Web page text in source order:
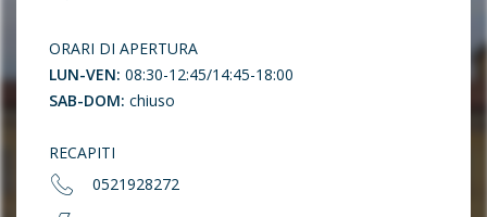
ORARI DI APERTURA
LUN-VEN: 08:30-12:45/14:45-18:00
SAB-DOM: chiuso
RECAPITI
0521928272